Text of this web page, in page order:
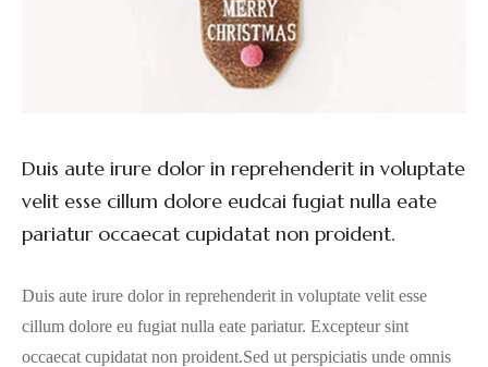
Duis aute irure dolor in reprehenderit in voluptate
velit esse cillum dolore eudcai fugiat nulla eate
pariatur occaecat cupidatat non proident.
Duis aute irure dolor in reprehenderit in voluptate velit esse
cillum dolore eu fugiat nulla eate pariatur. Excepteur sint
occaecat cupidatat non proident.Sed ut perspiciatis unde omnis